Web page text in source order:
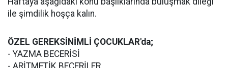
ile şimdilik hoşça kalın.
ÖZEL GEREKSİNİMLİ ÇOCUKLAR'da;
- YAZMA BECERİSİ
- ARİTMETİK BECERİLER